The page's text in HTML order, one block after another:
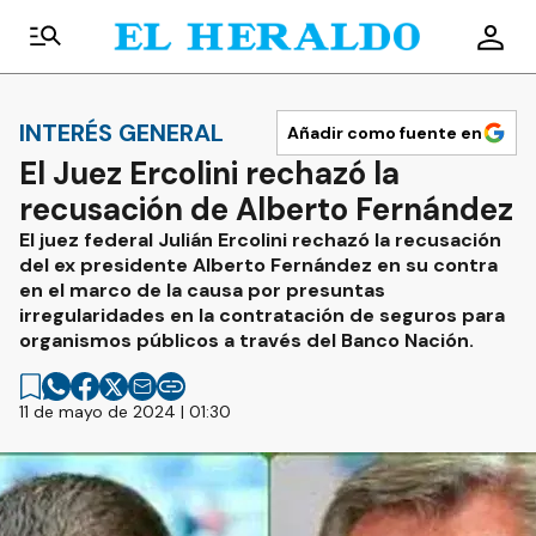
INTERÉS GENERAL Añadir como fuente en
El Juez Ercolini rechazó la
recusación de Alberto Fernández
El juez federal Julián Ercolini rechazó la recusación
del ex presidente Alberto Fernández en su contra
en el marco de la causa por presuntas
irregularidades en la contratación de seguros para
organismos públicos a través del Banco Nación.
11 de mayo de 2024 | 01:30